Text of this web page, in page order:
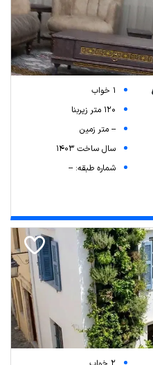
1 خواب
120 متر زیربنا
-- متر زمین
سال ساخت 1403
شماره طبقه: --